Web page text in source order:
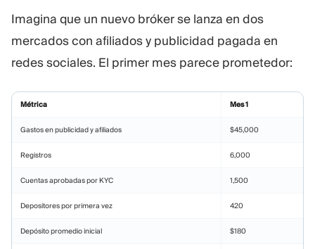
Imagina que un nuevo bróker se lanza en dos
mercados con afiliados y publicidad pagada en
redes sociales. El primer mes parece prometedor:
Métrica Mes 1
Gastos en publicidad y afiliados $45,000
Registros 6,000
Cuentas aprobadas por KYC 1,500
Depositores por primera vez 420
Depósito promedio inicial $180